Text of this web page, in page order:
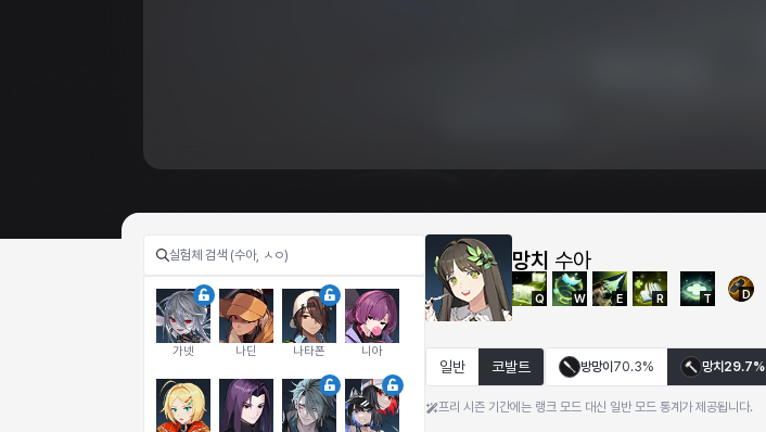
가넷 나딘 나타폰 니아
망치 수아
Q W E R T D
일반 코발트 방망이 70.3% 망치 29.7%
프리 시즌 기간에는 랭크 모드 대신 일반 모드 통계가 제공됩니다.